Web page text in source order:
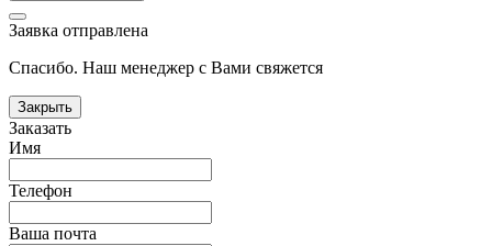
Заявка отправлена
Спасибо. Наш менеджер с Вами свяжется
Закрыть
Заказать
Имя
Телефон
Ваша почта